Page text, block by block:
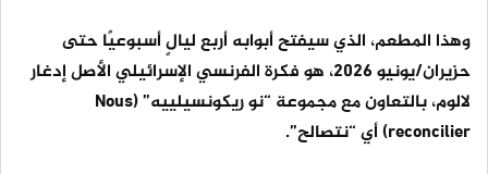
وهذا المطعم، الذي سيفتح أبوابه أربع ليالٍ أسبوعيًا حتى
حزيران/يونيو 2026، هو فكرة الفرنسي الإسرائيلي الأصل إدغار
لالوم، بالتعاون مع مجموعة “نو ريكونسيلييه” (Nous
reconcilier) أي “نتصالح”.